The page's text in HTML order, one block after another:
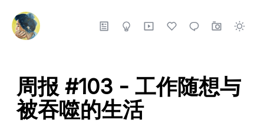
周报 #103 - 工作随想与
被吞噬的生活